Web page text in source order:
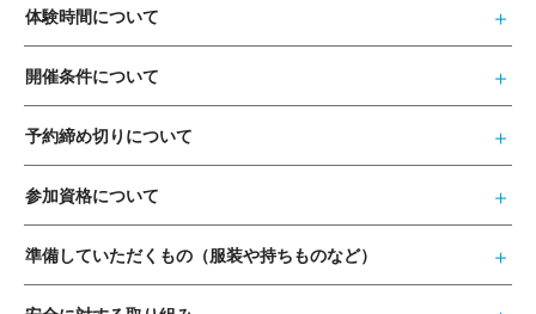
体験時間について
開催条件について
予約締め切りについて
参加資格について
準備していただくもの（服装や持ちものなど）